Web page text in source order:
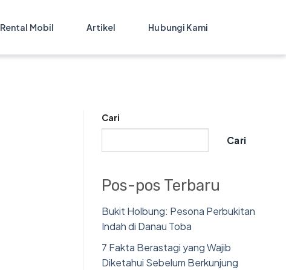
Rental Mobil Artikel Hubungi Kami
Cari
Cari
Pos-pos Terbaru
Bukit Holbung: Pesona Perbukitan
Indah di Danau Toba
7 Fakta Berastagi yang Wajib
Diketahui Sebelum Berkunjung